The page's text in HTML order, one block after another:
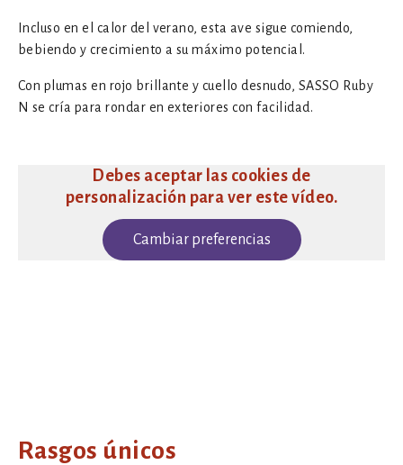
Incluso en el calor del verano, esta ave sigue comiendo,
bebiendo y crecimiento a su máximo potencial.
Con plumas en rojo brillante y cuello desnudo, SASSO Ruby
N se cría para rondar en exteriores con facilidad.
Debes aceptar las cookies de
personalización para ver este vídeo.
Cambiar preferencias
Rasgos únicos